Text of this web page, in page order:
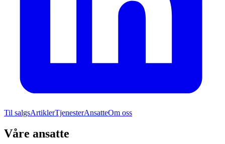
Til salgsArtiklerTjenesterAnsatteOm oss
Våre ansatte